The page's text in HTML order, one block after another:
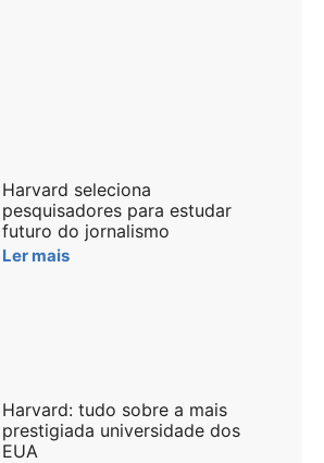
Harvard seleciona
pesquisadores para estudar
futuro do jornalismo
Ler mais
Harvard: tudo sobre a mais
prestigiada universidade dos
EUA